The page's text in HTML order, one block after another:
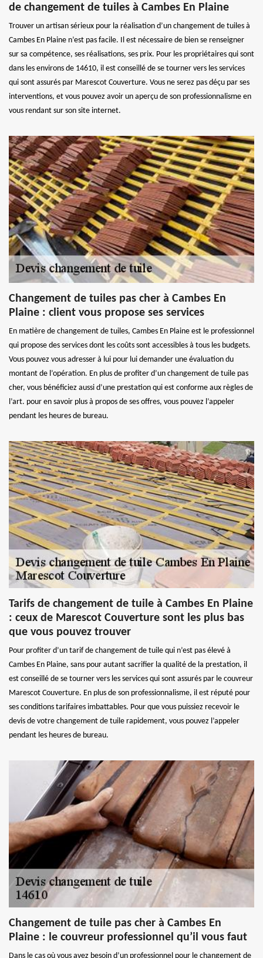
de changement de tuiles à Cambes En Plaine
Trouver un artisan sérieux pour la réalisation d’un changement de tuiles à
Cambes En Plaine n’est pas facile. Il est nécessaire de bien se renseigner
sur sa compétence, ses réalisations, ses prix. Pour les propriétaires qui sont
dans les environs de 14610, il est conseillé de se tourner vers les services
qui sont assurés par Marescot Couverture. Vous ne serez pas déçu par ses
interventions, et vous pouvez avoir un aperçu de son professionnalisme en
vous rendant sur son site internet.
Changement de tuiles pas cher à Cambes En
Plaine : client vous propose ses services
En matière de changement de tuiles, Cambes En Plaine est le professionnel
qui propose des services dont les coûts sont accessibles à tous les budgets.
Vous pouvez vous adresser à lui pour lui demander une évaluation du
montant de l’opération. En plus de profiter d’un changement de tuile pas
cher, vous bénéficiez aussi d’une prestation qui est conforme aux règles de
l’art. pour en savoir plus à propos de ses offres, vous pouvez l’appeler
pendant les heures de bureau.
Tarifs de changement de tuile à Cambes En Plaine
: ceux de Marescot Couverture sont les plus bas
que vous pouvez trouver
Pour profiter d’un tarif de changement de tuile qui n’est pas élevé à
Cambes En Plaine, sans pour autant sacrifier la qualité de la prestation, il
est conseillé de se tourner vers les services qui sont assurés par le couvreur
Marescot Couverture. En plus de son professionnalisme, il est réputé pour
ses conditions tarifaires imbattables. Pour que vous puissiez recevoir le
devis de votre changement de tuile rapidement, vous pouvez l’appeler
pendant les heures de bureau.
Changement de tuile pas cher à Cambes En
Plaine : le couvreur professionnel qu’il vous faut
Dans le cas où vous avez besoin d’un professionnel pour le changement de